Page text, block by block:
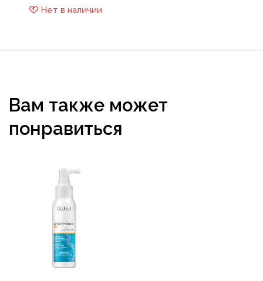
Нет в наличии
Вам также может
понравиться